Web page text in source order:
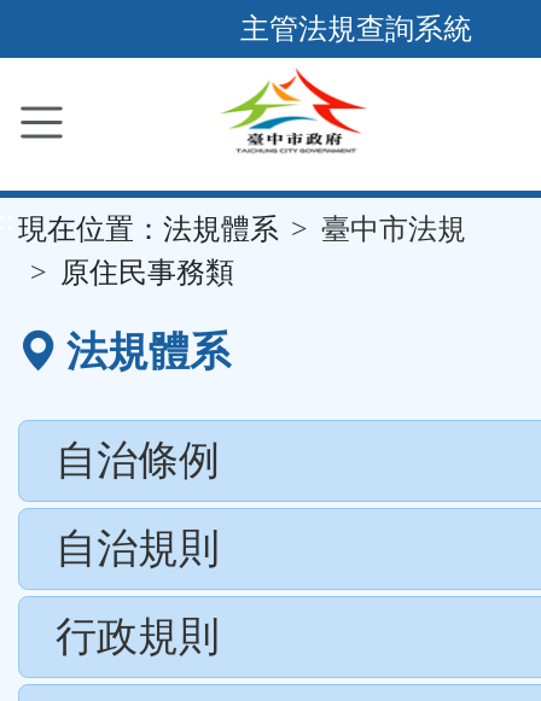
到
要
容
區
塊
主管法規查詢系統
現在位置： 法規體系
臺中市法規
原住民事務類
法規體系
自治條例
自治規則
行政規則